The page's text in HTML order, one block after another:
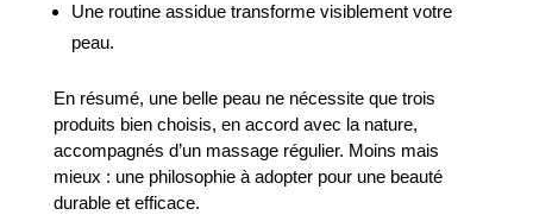
Une routine assidue transforme visiblement votre
peau.
En résumé, une belle peau ne nécessite que trois
produits bien choisis, en accord avec la nature,
accompagnés d’un massage régulier. Moins mais
mieux : une philosophie à adopter pour une beauté
durable et efficace.